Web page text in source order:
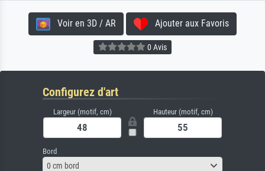
Voir en 3D / AR Ajouter aux Favoris
0 Avis
Configurez d'art
Largeur (motif, cm) Hauteur (motif, cm)
Bord
0 cm bord